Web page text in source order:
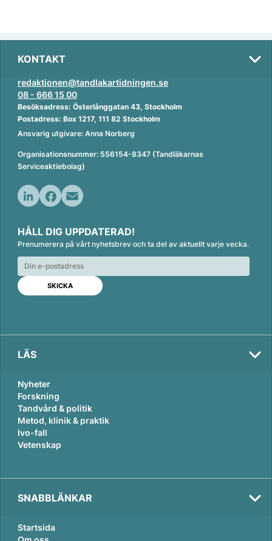
KONTAKT
redaktionen@tandlakartidningen.se
08 - 666 15 00
Besöksadress: Österlånggatan 43, Stockholm
Postadress: Box 1217, 111 82 Stockholm
Ansvarig utgivare: Anna Norberg
Organisationsnummer: 556154-8347 (Tandläkarnas
Serviceaktiebolag)
n
k
e
d
n
c
e
b
o
o
k
a
i
l
HÅLL DIG UPPDATERAD!
Prenumerera på vårt nyhetsbrev och ta del av aktuellt varje vecka.
LÄS
Nyheter
Forskning
Tandvård & politik
Metod, klinik & praktik
Ivo-fall
Vetenskap
SNABBLÄNKAR
Startsida